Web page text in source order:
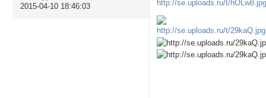
2015-04-10 18:46:03